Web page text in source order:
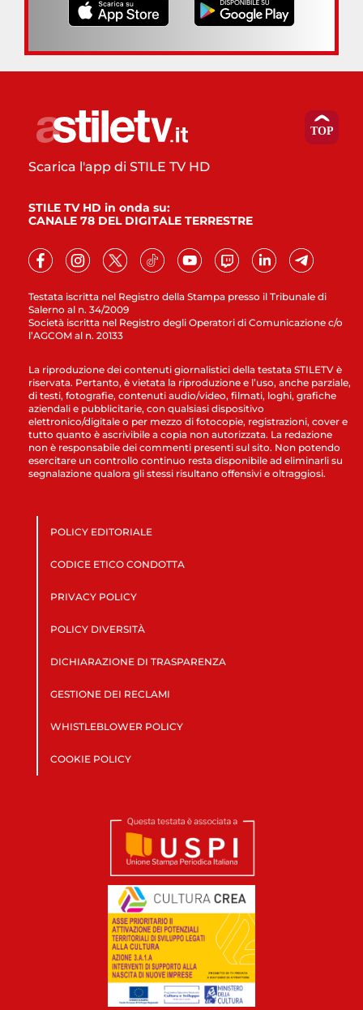
Testata iscritta nel Registro della Stampa presso il Tribunale di
Salerno al n. 34/2009
Società iscritta nel Registro degli Operatori di Comunicazione c/o
l’AGCOM al n. 20133
Scarica l'app di STILE TV HD
STILE TV HD in onda su:
CANALE 78 DEL DIGITALE TERRESTRE
La riproduzione dei contenuti giornalistici della testata STILETV è
riservata. Pertanto, è vietata la riproduzione e l’uso, anche parziale,
di testi, fotografie, contenuti audio/video, filmati, loghi, grafiche
aziendali e pubblicitarie, con qualsiasi dispositivo
elettronico/digitale o per mezzo di fotocopie, registrazioni, cover e
tutto quanto è ascrivibile a copia non autorizzata. La redazione
non è responsabile dei commenti presenti sul sito. Non potendo
esercitare un controllo continuo resta disponibile ad eliminarli su
segnalazione qualora gli stessi risultano offensivi e oltraggiosi.
POLICY EDITORIALE
CODICE ETICO CONDOTTA
PRIVACY POLICY
POLICY DIVERSITÀ
DICHIARAZIONE DI TRASPARENZA
GESTIONE DEI RECLAMI
WHISTLEBLOWER POLICY
COOKIE POLICY